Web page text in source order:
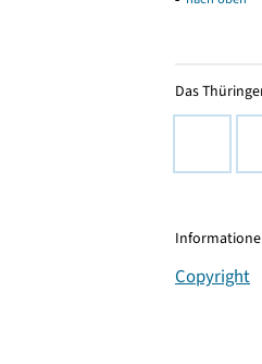
Das
Copyright